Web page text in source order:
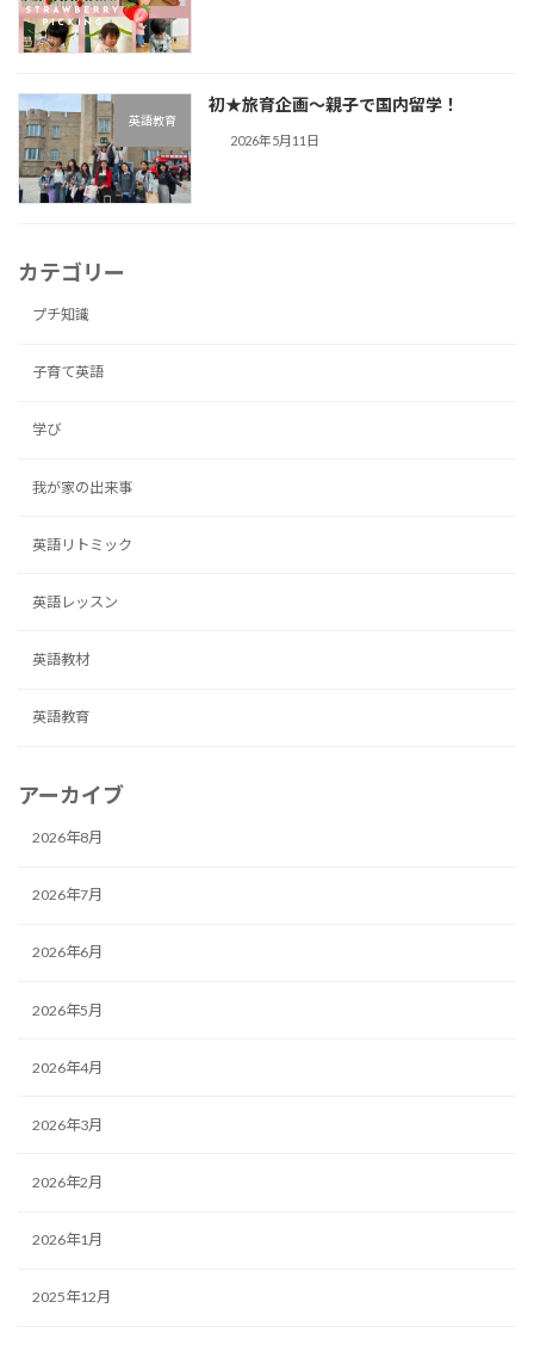
英語教育
初★旅育企画～親子で国内留学！
2026年5月11日
カテゴリー
プチ知識
子育て英語
学び
我が家の出来事
英語リトミック
英語レッスン
英語教材
英語教育
アーカイブ
2026年8月
2026年7月
2026年6月
2026年5月
2026年4月
2026年3月
2026年2月
2026年1月
2025年12月